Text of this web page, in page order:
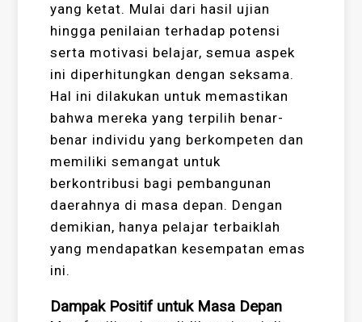
yang ketat. Mulai dari hasil ujian
hingga penilaian terhadap potensi
serta motivasi belajar, semua aspek
ini diperhitungkan dengan seksama.
Hal ini dilakukan untuk memastikan
bahwa mereka yang terpilih benar-
benar individu yang berkompeten dan
memiliki semangat untuk
berkontribusi bagi pembangunan
daerahnya di masa depan. Dengan
demikian, hanya pelajar terbaiklah
yang mendapatkan kesempatan emas
ini.
Dampak Positif untuk Masa Depan